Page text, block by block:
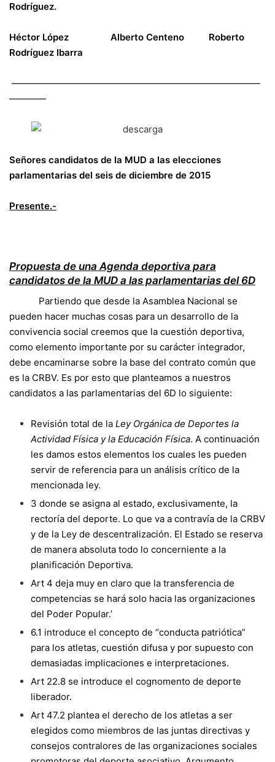
Rodríguez.
Héctor López Alberto Centeno Roberto
Rodríguez Ibarra
———————————————————————————
————
Señores candidatos de la MUD a las elecciones
parlamentarias del seis de diciembre de 2015
Presente.-
Propuesta de una Agenda deportiva para
candidatos de la MUD a las parlamentarias del 6D
Partiendo que desde la Asamblea Nacional se
pueden hacer muchas cosas para un desarrollo de la
convivencia social creemos que la cuestión deportiva,
como elemento importante por su carácter integrador,
debe encaminarse sobre la base del contrato común que
es la CRBV. Es por esto que planteamos a nuestros
candidatos a las parlamentarias del 6D lo siguiente:
Revisión total de la Ley Orgánica de Deportes la
Actividad Física y la Educación Física. A continuación
les damos estos elementos los cuales les pueden
servir de referencia para un análisis crítico de la
mencionada ley.
3 donde se asigna al estado, exclusivamente, la
rectoría del deporte. Lo que va a contravía de la CRBV
y de la Ley de descentralización. El Estado se reserva
de manera absoluta todo lo concerniente a la
planificación Deportiva.
Art 4 deja muy en claro que la transferencia de
competencias se hará solo hacia las organizaciones
del Poder Popular.’
6.1 introduce el concepto de “conducta patriótica”
para los atletas, cuestión difusa y por supuesto con
demasiadas implicaciones e interpretaciones.
Art 22.8 se introduce el cognomento de deporte
liberador.
Art 47.2 plantea el derecho de los atletas a ser
elegidos como miembros de las juntas directivas y
consejos contralores de las organizaciones sociales